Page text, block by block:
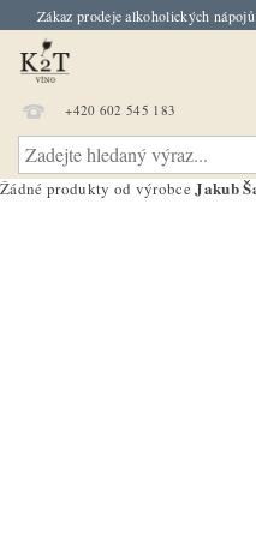
Zákaz prodeje alkoholických
+420 602 545 183
Žádné produkty od výrobceJakub